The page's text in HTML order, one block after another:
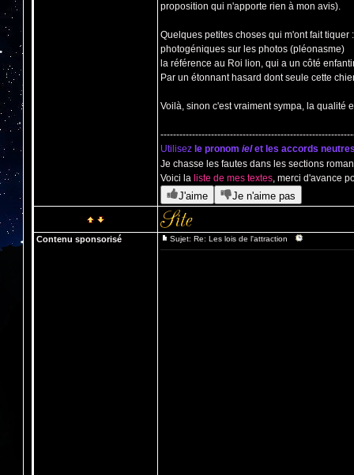
proposition qui n'apporte rien à mon avis).
Quelques petites choses qui m'ont fait tiquer :
photogéniques sur les photos (pléonasme)
la référence au Roi lion, qui a un côté
Par un étonnant hasard dont seule cette
Voilà, sinon c'est vraiment sympa, la qualité
Utilisez le pronom ielet les accords
Je chasse les fautes dans les sections
Voici la liste de mes textes, merci d'avance
J'aime Je n'aime pas
Contenu sponsorisé Sujet: Re: Les lois de l'attraction